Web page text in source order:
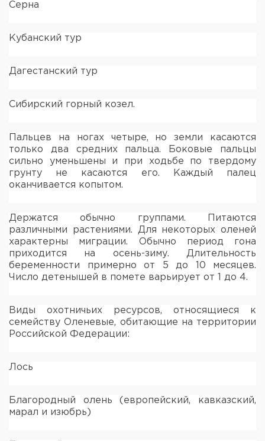
Серна
Кубанский тур
Дагестанский тур
Сибирский горный козел.
Пальцев на ногах четыре, но земли касаются
только два средних пальца. Боковые пальцы
сильно уменьшены и при ходьбе по твердому
грунту не касаются его. Каждый палец
оканчивается копытом.
Держатся обычно группами. Питаются
различными растениями. Для некоторых оленей
характерны миграции. Обычно период гона
приходится на осень-зиму. Длительность
беременности примерно от 5 до 10 месяцев.
Число детенышей в помете варьирует от 1 до 4.
Виды охотничьих ресурсов, относящиеся к
семейству Оленевые, обитающие на территории
Российской Федерации:
Лось
Благородный олень (европейский, кавказский,
марал и изюбрь)